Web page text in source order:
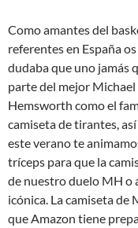
Como amantes del
referentes en España
dudaba que uno jamás
parte del mejor Michael
Hemsworth como el
camiseta de tirantes,
este verano te
tríceps para que la
de nuestro duelo MH o
icónica. La camiseta de
que Amazon tiene